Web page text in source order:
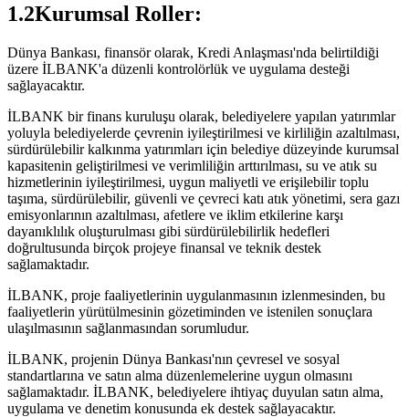
1.2Kurumsal Roller:
Dünya Bankası, finansör olarak, Kredi Anlaşması'nda belirtildiği
üzere İLBANK'a düzenli kontrolörlük ve uygulama desteği
sağlayacaktır.
İLBANK bir finans kuruluşu olarak, belediyelere yapılan yatırımlar
yoluyla belediyelerde çevrenin iyileştirilmesi ve kirliliğin azaltılması,
sürdürülebilir kalkınma yatırımları için belediye düzeyinde kurumsal
kapasitenin geliştirilmesi ve verimliliğin arttırılması, su ve atık su
hizmetlerinin iyileştirilmesi, uygun maliyetli ve erişilebilir toplu
taşıma, sürdürülebilir, güvenli ve çevreci katı atık yönetimi, sera gazı
emisyonlarının azaltılması, afetlere ve iklim etkilerine karşı
dayanıklılık oluşturulması gibi sürdürülebilirlik hedefleri
doğrultusunda birçok projeye finansal ve teknik destek
sağlamaktadır.
İLBANK, proje faaliyetlerinin uygulanmasının izlenmesinden, bu
faaliyetlerin yürütülmesinin gözetiminden ve istenilen sonuçlara
ulaşılmasının sağlanmasından sorumludur.
İLBANK, projenin Dünya Bankası'nın çevresel ve sosyal
standartlarına ve satın alma düzenlemelerine uygun olmasını
sağlamaktadır. İLBANK, belediyelere ihtiyaç duyulan satın alma,
uygulama ve denetim konusunda ek destek sağlayacaktır.